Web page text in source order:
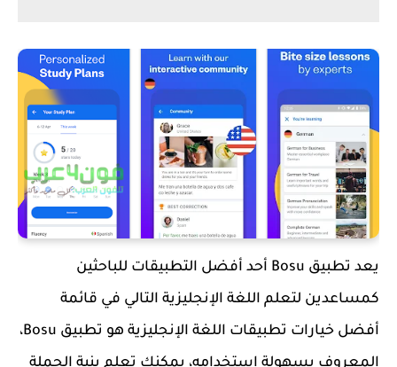
يعد تطبيق Bosu أحد أفضل التطبيقات للباحثين
كمساعدين لتعلم اللغة الإنجليزية التالي في قائمة
أفضل خيارات تطبيقات اللغة الإنجليزية هو تطبيق Bosu،
المعروف بسهولة استخدامه، يمكنك تعلم بنية الجملة